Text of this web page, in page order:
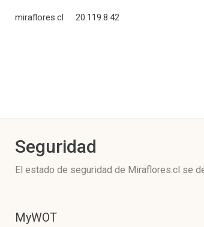
miraflores.cl 20.119.8.42
Seguridad
El estado de seguridad de Miraflores.cl se
MyWOT